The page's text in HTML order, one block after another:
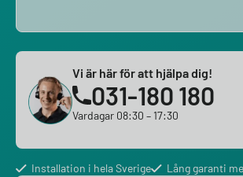
Vi är här för att hjälpa dig!
031-180 180
Vardagar 08:30 – 17:30
Installation i hela Sverige Lång garanti